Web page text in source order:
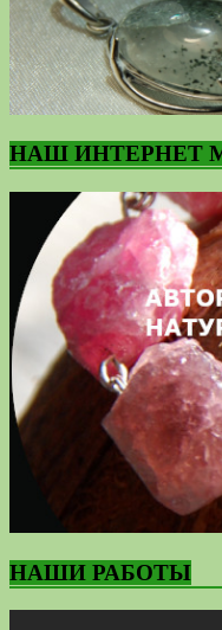
НАШ ИНТЕРНЕТ
НАШИ РАБОТЫ